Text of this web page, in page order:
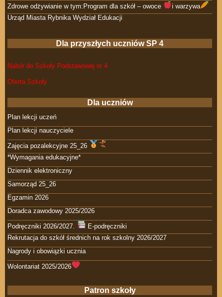
Zdrowe odżywianie w tym:Program dla szkół – owoce
i warzywa
Urząd Miasta Rybnika Wydział Edukacji
Dla przyszłych uczniów SP 4
Nabór do Szkoły Podstawowej nr 4
Oferta Szkoły
Dla uczniów
Plan lekcji uczeń
Plan lekcji nauczyciele
Zajęcia pozalekcyjne 25_26
*Wymagania edukacyjne*
Dziennik elektroniczny
Samorząd 25_26
Egzamin 2026
Doradca zawodowy 2025/2026
Podręczniki 2026/2027.
E-podręczniki
Rekrutacja do szkół średnich na rok szkolny 2026/2027
Nagrody i obowiązki ucznia
Wolontariat 2025/2026
Patron szkoły